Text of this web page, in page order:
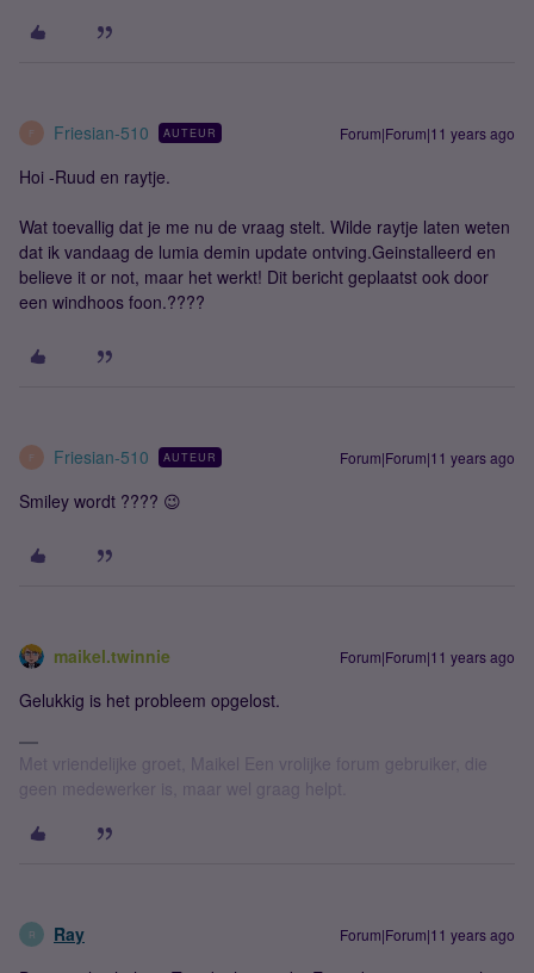
F Friesian-510 AUTEUR Forum|Forum|11 years ago
Hoi -Ruud en raytje.
Wat toevallig dat je me nu de vraag stelt. Wilde raytje laten weten
dat ik vandaag de lumia demin update ontving.Geinstalleerd en
believe it or not, maar het werkt! Dit bericht geplaatst ook door
een windhoos foon.????
F Friesian-510 AUTEUR Forum|Forum|11 years ago
Smiley wordt ???? 😉
maikel.twinnie Forum|Forum|11 years ago
Gelukkig is het probleem opgelost.
Met vriendelijke groet, Maikel Een vrolijke forum gebruiker, die
geen medewerker is, maar wel graag helpt.
R Ray Forum|Forum|11 years ago